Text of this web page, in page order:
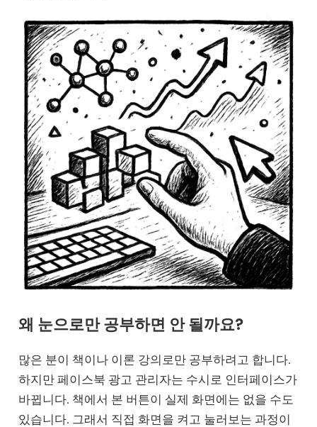
왜 눈으로만 공부하면 안 될까요?
많은 분이 책이나 이론 강의로만 공부하려고 합니다.
하지만 페이스북 광고 관리자는 수시로 인터페이스가
바뀝니다. 책에서 본 버튼이 실제 화면에는 없을 수도
있습니다. 그래서 직접 화면을 켜고 눌러보는 과정이